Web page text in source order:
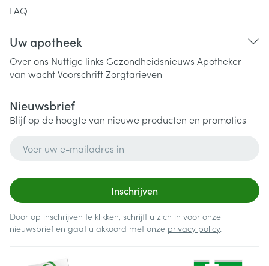
FAQ
Uw apotheek
Over ons Nuttige links Gezondheidsnieuws Apotheker
van wachtVoorschriftZorgtarieven
Nieuwsbrief
Blijf op de hoogte van nieuwe producten en promoties
Inschrijven
Door op inschrijven te klikken, schrijft u zich in voor onze
nieuwsbrief en gaat u akkoord met onze privacy policy.